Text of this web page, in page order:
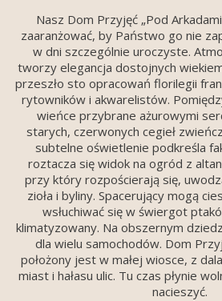
Nasz Dom Przyjęć „Pod
zaaranżować, by Państwo go nie
w dni szczególnie uroczyste.
tworzy elegancja dostojnych
przeszło sto opracowań florilegii
rytowników i akwarelistów.
wieńce przybrane ażurowymi
starych, czerwonych cegieł
subtelne oświetlenie podkreśla
roztacza się widok na ogród z
przy który rozpościerają się,
zioła i byliny. Spacerujący mogą
wsłuchiwać się w świergot
klimatyzowany. Na obszernym
dla wielu samochodów. Dom
położony jest w małej wiosce, z
miast i hałasu ulic. Tu czas płynie
nacieszyć.